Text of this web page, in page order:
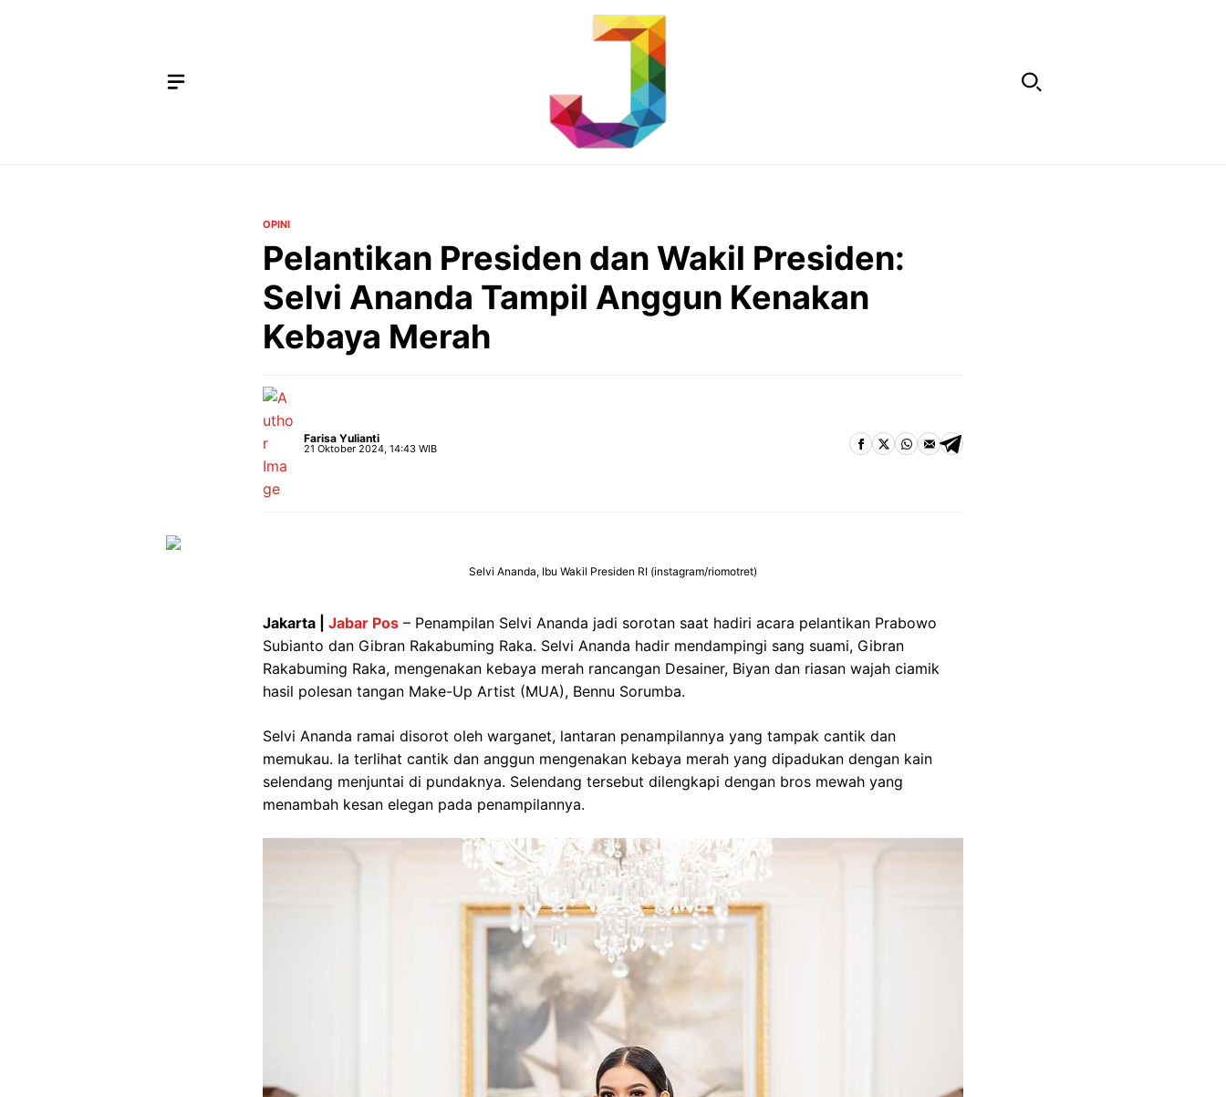
OPINI
Pelantikan Presiden dan Wakil Presiden:
Selvi Ananda Tampil Anggun Kenakan
Kebaya Merah
Farisa Yulianti
21 Oktober 2024, 14:43 WIB
Selvi Ananda, Ibu Wakil Presiden RI (instagram/riomotret)
Jakarta | Jabar Pos – Penampilan Selvi Ananda jadi sorotan saat hadiri acara pelantikan Prabowo
Subianto dan Gibran Rakabuming Raka. Selvi Ananda hadir mendampingi sang suami, Gibran
Rakabuming Raka, mengenakan kebaya merah rancangan Desainer, Biyan dan riasan wajah ciamik
hasil polesan tangan Make-Up Artist (MUA), Bennu Sorumba.
Selvi Ananda ramai disorot oleh warganet, lantaran penampilannya yang tampak cantik dan
memukau. Ia terlihat cantik dan anggun mengenakan kebaya merah yang dipadukan dengan kain
selendang menjuntai di pundaknya. Selendang tersebut dilengkapi dengan bros mewah yang
menambah kesan elegan pada penampilannya.